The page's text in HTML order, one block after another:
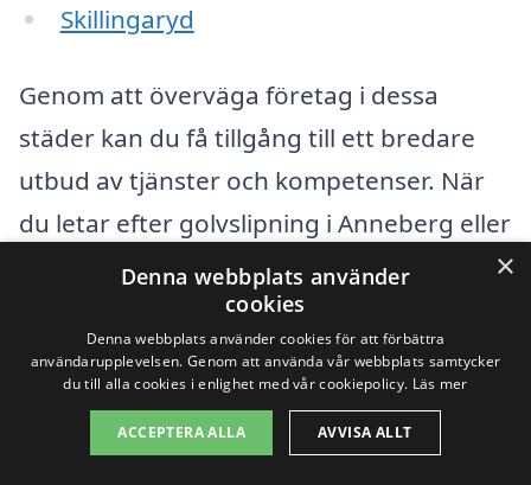
Skillingaryd
Genom att överväga företag i dessa
städer kan du få tillgång till ett bredare
utbud av tjänster och kompetenser. När
du letar efter golvslipning i Anneberg eller
närområdet kan du tänka på följande tips
för att underlätta din sökning:
Be om rekommendationer från
vänner eller grannar som har anlitat
×
Denna webbplats använder
cookies
Denna webbplats använder cookies för att förbättra
användarupplevelsen. Genom att använda vår webbplats samtycker
du till alla cookies i enlighet med vår cookiepolicy. Läs mer
ACCEPTERA ALLA AVVISA ALLT